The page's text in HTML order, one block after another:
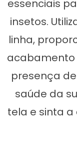
essenciais
insetos.
linha,
acabamento
presença
saúde da
tela e sinta